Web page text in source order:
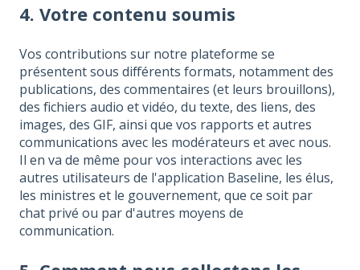
4. Votre contenu soumis
Vos contributions sur notre plateforme se
présentent sous différents formats, notamment des
publications, des commentaires (et leurs brouillons),
des fichiers audio et vidéo, du texte, des liens, des
images, des GIF, ainsi que vos rapports et autres
communications avec les modérateurs et avec nous.
Il en va de même pour vos interactions avec les
autres utilisateurs de l'application Baseline, les élus,
les ministres et le gouvernement, que ce soit par
chat privé ou par d'autres moyens de
communication.